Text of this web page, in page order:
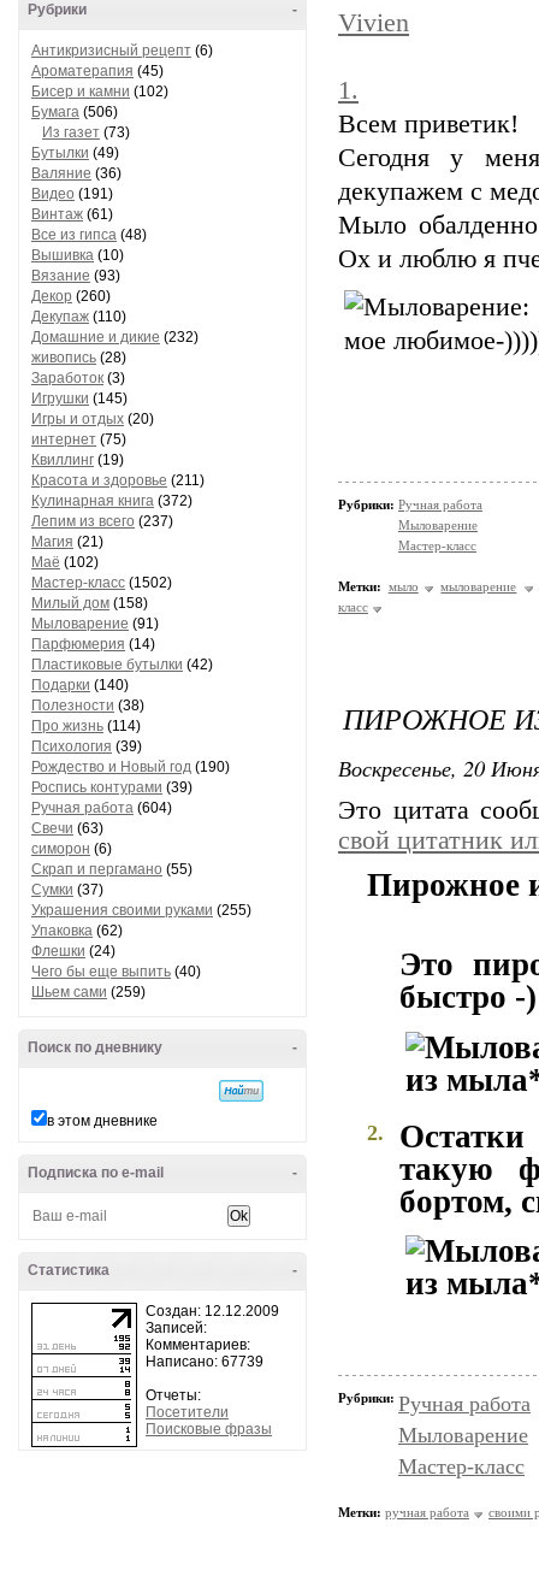
-
Рубрики
Антикризисный рецепт (6)
Ароматерапия (45)
Бисер и камни (102)
Бумага (506)
Из газет (73)
Бутылки (49)
Валяние (36)
Видео (191)
Винтаж (61)
Все из гипса (48)
Вышивка (10)
Вязание (93)
Декор (260)
Декупаж (110)
Домашние и дикие (232)
живопись (28)
Заработок (3)
Игрушки (145)
Игры и отдых (20)
интернет (75)
Квиллинг (19)
Красота и здоровье (211)
Кулинарная книга (372)
Лепим из всего (237)
Магия (21)
Маё (102)
Мастер-класс (1502)
Милый дом (158)
Мыловарение (91)
Парфюмерия (14)
Пластиковые бутылки (42)
Подарки (140)
Полезности (38)
Про жизнь (114)
Психология (39)
Рождество и Новый год (190)
Роспись контурами (39)
Ручная работа (604)
Свечи (63)
симорон (6)
Скрап и пергамано (55)
Сумки (37)
Украшения своими руками (255)
Упаковка (62)
Флешки (24)
Чего бы еще выпить (40)
Шьем сами (259)
-
Поиск по дневнику
в этом дневнике
-
Подписка по e-mail
-
Статистика
Создан: 12.12.2009
Записей:
Комментариев:
Написано: 67739
Отчеты:
Посетители
Поисковые фразы
Vivien
1.
Всем приветик!
Сегодня у
декупажем с
Мыло
Ох и люблю я
Рубрики: Ручная работа
Мыловарение
Мастер-класс
Метки: мыло
мыловарение
класс
ПИРОЖНОЕ
Воскресенье, 20
Это цитата
свой цитатник
Пирожное
Это
быстро -
2.
такую
бортом,
Рубрики: Ручная работа
Мыловарение
Мастер-класс
Метки: ручная работа своими